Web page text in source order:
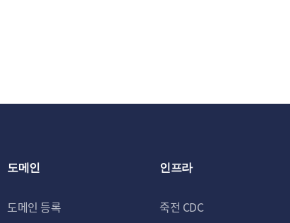
도메인
도메인 등록
인프라
죽전 CDC